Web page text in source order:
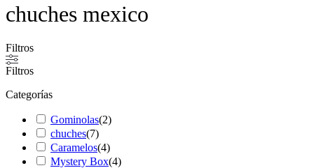
chuches mexico
Filtros
Filtros
Categorías
Gominolas(2)
chuches(7)
Caramelos(4)
Mystery Box(4)